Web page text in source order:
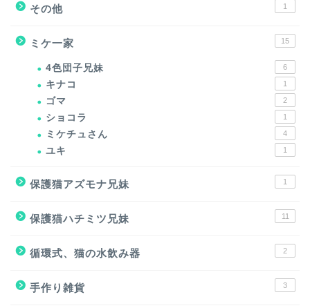
その他 1
ミケ一家 15
4色団子兄妹 6
キナコ 1
ゴマ 2
ショコラ 1
ミケチュさん 4
ユキ 1
保護猫アズモナ兄妹 1
保護猫ハチミツ兄妹 11
循環式、猫の水飲み器 2
手作り雑貨 3